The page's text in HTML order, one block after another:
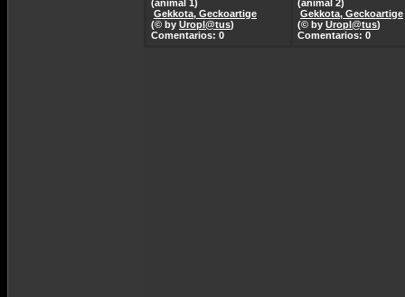
(animal 1)
Gekkota, Geckoartige
(© by Uropl@tus)
Comentarios: 0
(animal 2)
Gekkota, Geckoartige
(© by Uropl@tus)
Comentarios: 0